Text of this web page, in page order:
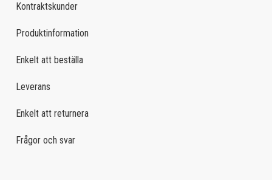
Kontraktskunder
Produktinformation
Enkelt att beställa
Leverans
Enkelt att returnera
Frågor och svar